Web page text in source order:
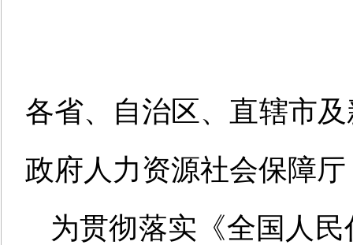
各省、自治区、直辖市
政府人力资源社会保障
为贯彻落实《全国人